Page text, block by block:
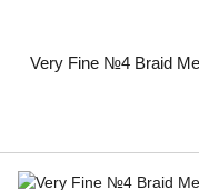
Very Fine №4 Braid